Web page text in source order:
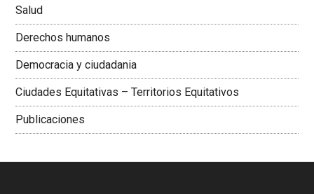
Salud
Derechos humanos
Democracia y ciudadania
Ciudades Equitativas – Territorios Equitativos
Publicaciones